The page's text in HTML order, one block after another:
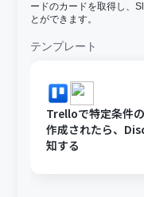
ードのカードを取得し、
とができます。
テンプレート
Trelloで特定条件
作成されたら、
知する